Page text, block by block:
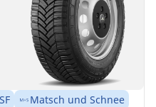
Matsch und Schnee